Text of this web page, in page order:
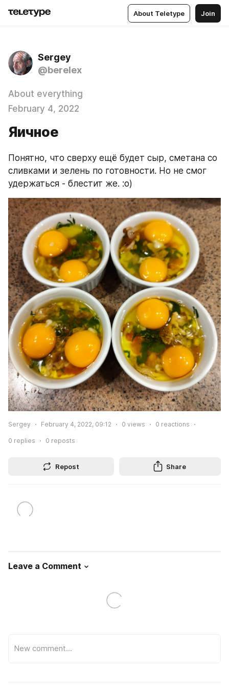
About Teletype Join
Sergey
@berelex
About everything
February 4, 2022
Яичное
Понятно, что сверху ещё будет сыр, сметана со
сливками и зелень по готовности. Но не смог
удержаться - блестит же. :о)
Sergey February 4, 2022, 09:12 0 views 0 reactions
0 replies 0 reposts
Repost Share
Leave a Comment